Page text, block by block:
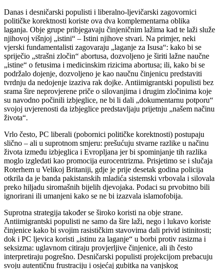
Danas i desničarski populisti i liberalno-ljevičarski zagovornici
političke korektnosti koriste ova dva komplementarna oblika
laganja. Obje grupe pribjegavaju činjeničnim lažima kad te laži služe
njihovoj višnjoj „istini“ – Istini njihove stvari. Na primjer, neki
vjerski fundamentalisti zagovaraju „laganje za Isusa“: kako bi se
spriječio „strašni zločin“ abortusa, dozvoljeno je širiti lažne naučne
„istine“ o fetusima i medicinskim rizicima abortusa; ili, kako bi se
podržalo dojenje, dozvoljeno je kao naučnu činjenicu predstaviti
tvrdnju da nedojenje izaziva rak dojke. Antiimigrantski populisti bez
srama šire neprovjerene priče o silovanjima i drugim zločinima koje
su navodno počinili izbjeglice, ne bi li dali „dokumentarnu potporu“
svojoj uvjerenosti da izbjeglice predstavljaju prijetnju „našem načinu
života“.
Vrlo često, PC liberali (pobornici političke korektnosti) postupaju
slično – ali u suprotnom smjeru: prešućuju stvarne razlike u načinu
života između izbjeglica i Evropljana jer bi spominjanje tih razlika
moglo izgledati kao promocija eurocentrizma. Prisjetimo se i slučaja
Roterhem u Velikoj Britaniji, gdje je prije desetak godina policija
otkrila da je banda pakistanskih mladića sistemski vrbovala i silovala
preko hiljadu siromašnih bijelih djevojaka. Podaci su prvobitno bili
ignorirani ili umanjeni kako se ne bi izazvala islamofobija.
Suprotna strategija također se široko koristi na obje strane.
Antiimigrantski populisti ne samo da šire laži, nego i lukavo koriste
činjenice kako bi svojim rasističkim stavovima dali privid istinitosti;
dok i PC ljevica koristi „istinu za laganje“ u borbi protiv rasizma i
seksizma: uglavnom citiraju provjerljive činjenice, ali ih često
interpretiraju pogrešno. Desničarski populisti projekcijom prebacuju
svoju autentičnu frustraciju i osjećaj gubitka na vanjskog